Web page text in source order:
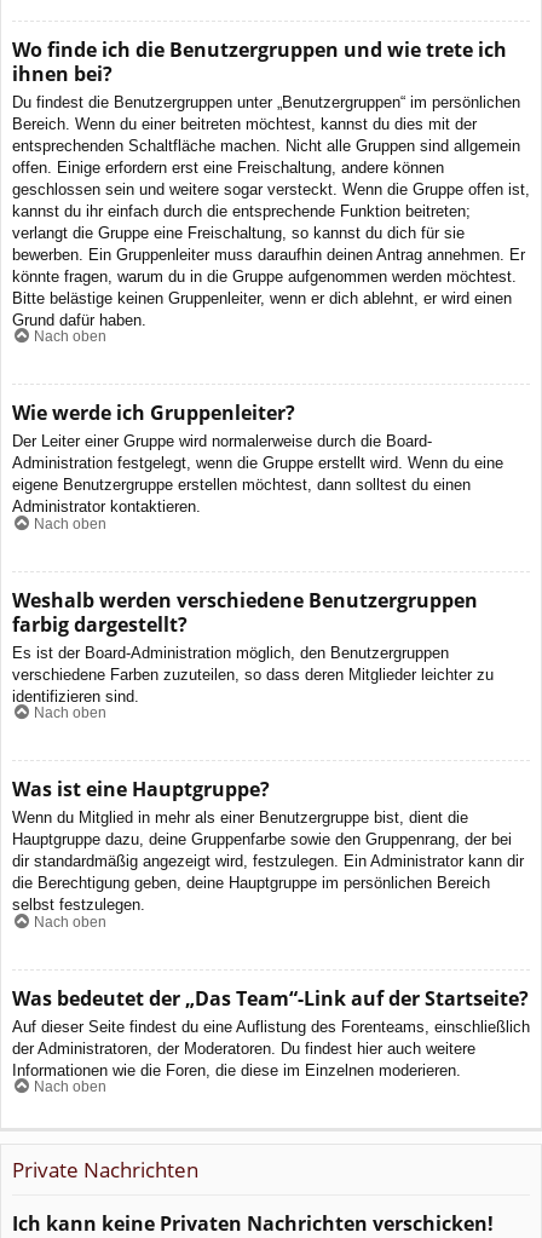
Wo finde ich die Benutzergruppen und wie trete ich
ihnen bei?
Du findest die Benutzergruppen unter „Benutzergruppen“ im persönlichen
Bereich. Wenn du einer beitreten möchtest, kannst du dies mit der
entsprechenden Schaltfläche machen. Nicht alle Gruppen sind allgemein
offen. Einige erfordern erst eine Freischaltung, andere können
geschlossen sein und weitere sogar versteckt. Wenn die Gruppe offen ist,
kannst du ihr einfach durch die entsprechende Funktion beitreten;
verlangt die Gruppe eine Freischaltung, so kannst du dich für sie
bewerben. Ein Gruppenleiter muss daraufhin deinen Antrag annehmen. Er
könnte fragen, warum du in die Gruppe aufgenommen werden möchtest.
Bitte belästige keinen Gruppenleiter, wenn er dich ablehnt, er wird einen
Grund dafür haben.
Nach oben
Wie werde ich Gruppenleiter?
Der Leiter einer Gruppe wird normalerweise durch die Board-
Administration festgelegt, wenn die Gruppe erstellt wird. Wenn du eine
eigene Benutzergruppe erstellen möchtest, dann solltest du einen
Administrator kontaktieren.
Nach oben
Weshalb werden verschiedene Benutzergruppen
farbig dargestellt?
Es ist der Board-Administration möglich, den Benutzergruppen
verschiedene Farben zuzuteilen, so dass deren Mitglieder leichter zu
identifizieren sind.
Nach oben
Was ist eine Hauptgruppe?
Wenn du Mitglied in mehr als einer Benutzergruppe bist, dient die
Hauptgruppe dazu, deine Gruppenfarbe sowie den Gruppenrang, der bei
dir standardmäßig angezeigt wird, festzulegen. Ein Administrator kann dir
die Berechtigung geben, deine Hauptgruppe im persönlichen Bereich
selbst festzulegen.
Nach oben
Was bedeutet der „Das Team“-Link auf der Startseite?
Auf dieser Seite findest du eine Auflistung des Forenteams, einschließlich
der Administratoren, der Moderatoren. Du findest hier auch weitere
Informationen wie die Foren, die diese im Einzelnen moderieren.
Nach oben
Private Nachrichten
Ich kann keine Privaten Nachrichten verschicken!